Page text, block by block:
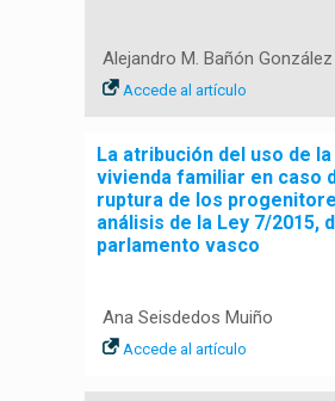
Alejandro M. Bañón González
Accede al artículo
La atribución del uso de la
vivienda familiar en caso
ruptura de los
análisis de la Ley 7/2015,
parlamento vasco
Ana Seisdedos Muiño
Accede al artículo